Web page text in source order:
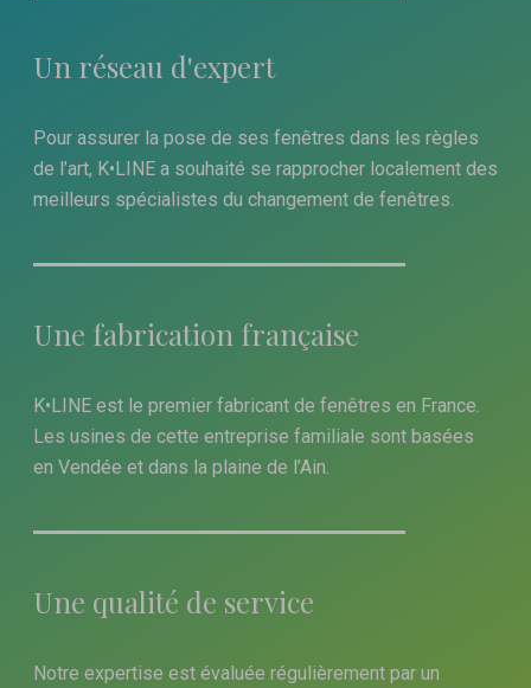
Un réseau d'expert
Pour assurer la pose de ses fenêtres dans les règles
de l’art, K•LINE a souhaité se rapprocher localement des
meilleurs spécialistes du changement de fenêtres.
Une fabrication française
K•LINE est le premier fabricant de fenêtres en France.
Les usines de cette entreprise familiale sont basées
en Vendée et dans la plaine de l’Ain.
Une qualité de service
Notre expertise est évaluée régulièrement par un